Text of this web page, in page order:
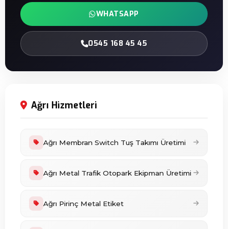
WHATSAPP
0545 168 45 45
Ağrı Hizmetleri
Ağrı Membran Switch Tuş Takımı Üretimi
Ağrı Metal Trafik Otopark Ekipman Üretimi
Ağrı Pirinç Metal Etiket